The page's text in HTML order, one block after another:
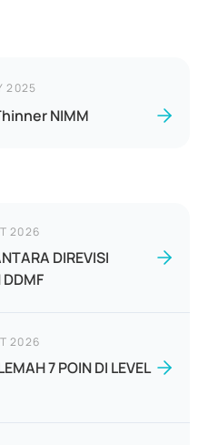
2025
NIMM
2026
DIREVISI
DDMF
2026
7 POIN DI LEVEL